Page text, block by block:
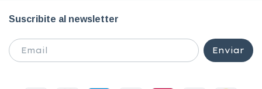
Suscribite al newsletter